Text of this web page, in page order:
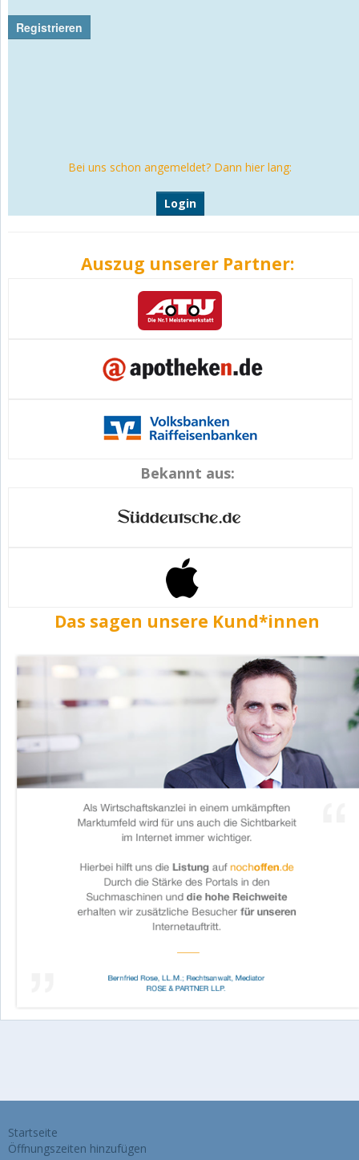
Bei uns schon angemeldet? Dann hier lang:
Login
Auszug unserer Partner:
Bekannt aus:
Das sagen unsere Kund*innen
Startseite
Öffnungszeiten hinzufügen